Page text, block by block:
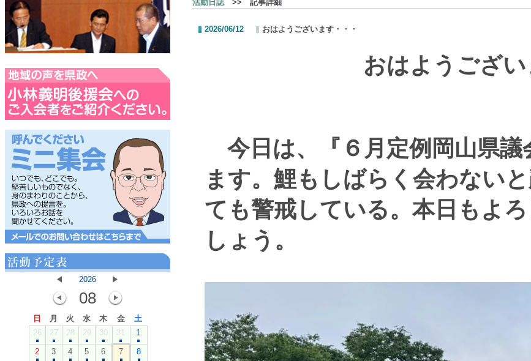
2026
08
日 月 火 水 木 金
土
26
27 28 29 30 31 1
2 3 4 5 6 7
8
活動日誌>> 記事詳細
2026/06/12 おはようございます・・・
おはようございます
今日は、『６月定例岡山県議
ます。鯉もしばらく会わない
ても警戒している。本日もよ
しょう。